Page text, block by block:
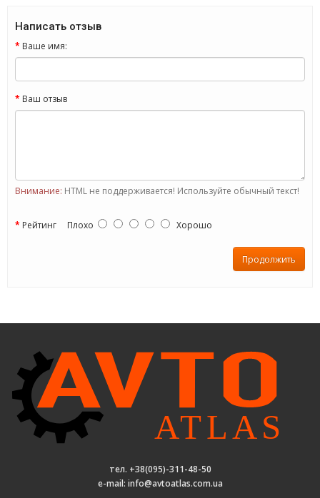
Написать отзыв
Ваше имя:
Ваш отзыв
Внимание: HTML не поддерживается! Используйте обычный текст!
Рейтинг Плохо Хорошо
Продолжить
тел. +38(095)-311-48-50
e-mail: info@avtoatlas.com.ua